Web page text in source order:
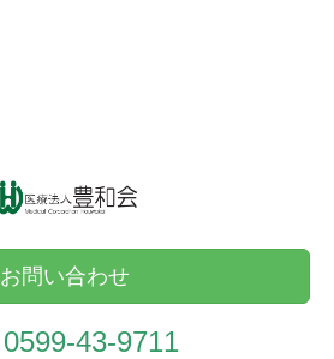
お問い合わせ
0599-43-9711